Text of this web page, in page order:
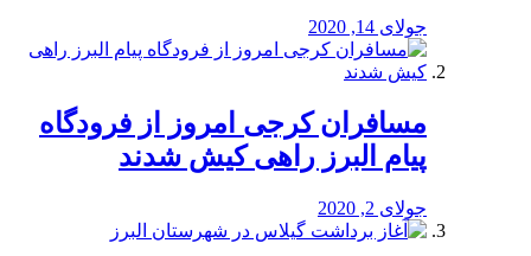
جولای 14, 2020
مسافران کرجی امروز از فرودگاه
پیام البرز راهی کیش شدند
جولای 2, 2020